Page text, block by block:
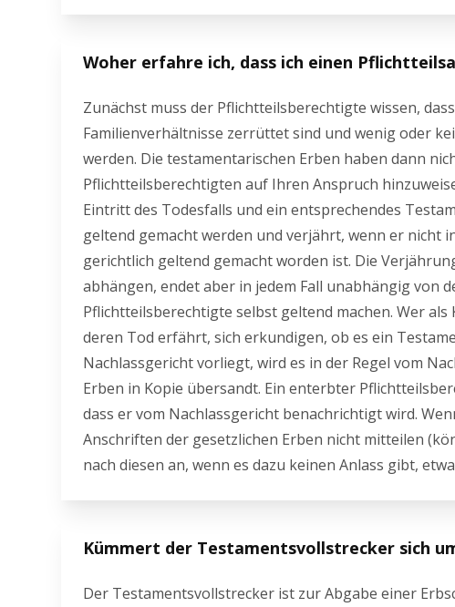
Woher erfahre ich, dass ich einen
Zunächst muss der Pflichtteilsberechtigte wissen,
Familienverhältnisse zerrüttet sind und wenig oder
werden. Die testamentarischen Erben haben dann
Pflichtteilsberechtigten auf Ihren Anspruch
Eintritt des Todesfalls und ein entsprechendes
geltend gemacht werden und verjährt, wenn er
gerichtlich geltend gemacht worden ist. Die
abhängen, endet aber in jedem Fall unabhängig von
Pflichtteilsberechtigte selbst geltend machen. Wer
deren Tod erfährt, sich erkundigen, ob es ein
Nachlassgericht vorliegt, wird es in der Regel vom
Erben in Kopie übersandt. Ein enterbter
dass er vom Nachlassgericht benachrichtigt wird.
Anschriften der gesetzlichen Erben nicht mitteilen
nach diesen an, wenn es dazu keinen Anlass gibt,
Kümmert der Testamentsvollstrecker sich
Der Testamentsvollstrecker ist zur Abgabe einer